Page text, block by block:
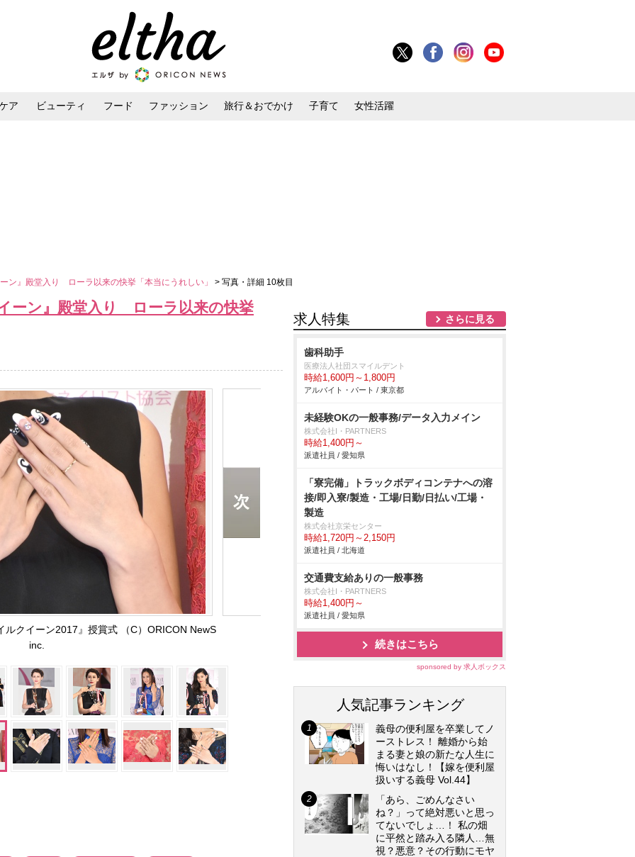
ア ビューティ フード ファッション 旅行＆おでかけ 子育て 女性活躍
ン』殿堂入り ローラ以来の快挙「本当にうれしい」 > 写真・詳細 10枚目
ーン』殿堂入り ローラ以来の快挙
ルクイーン2017』授賞式 （C）ORICON NewS
inc.
求人特集 さらに見る
歯科助手
医療法人社団スマイルデント
時給1,600円～1,800円
アルバイト・パート / 東京都
未経験OKの一般事務/データ入力メイン
株式会社I・PARTNERS
時給1,400円～
派遣社員 / 愛知県
「寮完備」トラックボディコンテナへの溶
接/即入寮/製造・工場/日勤/日払い/工場・
製造
株式会社京栄センター
時給1,720円～2,150円
派遣社員 / 北海道
交通費支給ありの一般事務
株式会社I・PARTNERS
時給1,400円～
派遣社員 / 愛知県
続きはこちら
sponsored by 求人ボックス
人気記事ランキング
義母の便利屋を卒業してノ
ーストレス！ 離婚から始
まる妻と娘の新たな人生に
悔いはなし！【嫁を便利屋
扱いする義母 Vol.44】
「あら、ごめんなさい
ね？」って絶対悪いと思っ
てないでしょ…！ 私の畑
に平然と踏み入る隣人…無
視？悪意？その行動にモヤ